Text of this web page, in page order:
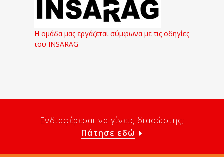
Η ομάδα μας εργάζεται σύμφωνα με τις οδηγίες
του INSARAG
Ενδιαφέρεσαι να γίνεις διασώστης;
Πάτησε εδώ